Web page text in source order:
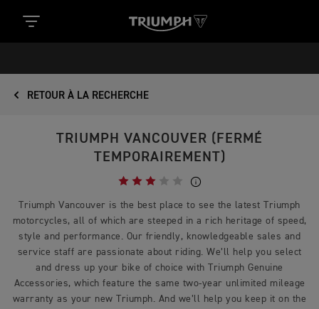
RETOUR À LA RECHERCHE
TRIUMPH VANCOUVER (FERMÉ
TEMPORAIREMENT)
Triumph Vancouver is the best place to see the latest Triumph
motorcycles, all of which are steeped in a rich heritage of speed,
style and performance. Our friendly, knowledgeable sales and
service staff are passionate about riding. We’ll help you select
and dress up your bike of choice with Triumph Genuine
Accessories, which feature the same two-year unlimited mileage
warranty as your new Triumph. And we’ll help you keep it on the